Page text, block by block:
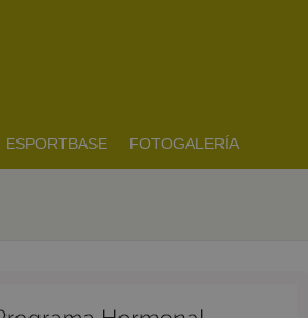
ESPORTBASE FOTOGALERÍA